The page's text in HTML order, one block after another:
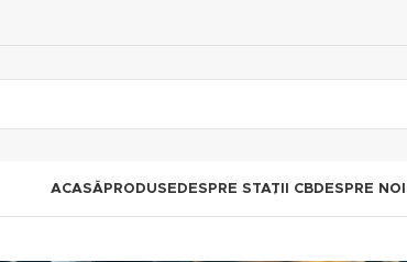
ACASĂ PRODUSE DESPRE STAȚII CBDESPRE NOI